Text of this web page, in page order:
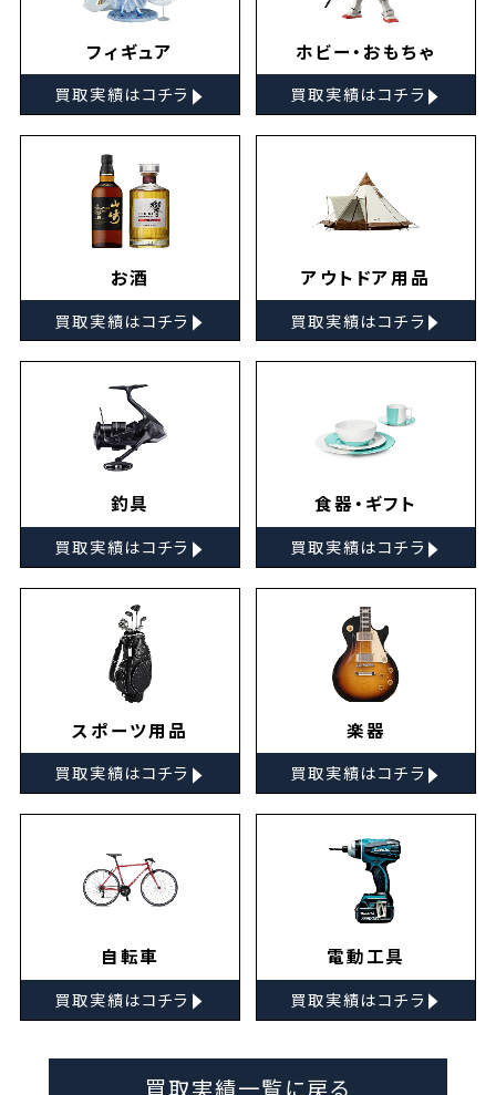
フィギュア
買取実績はコチラ ▸
ホビー・おもちゃ
買取実績はコチラ ▸
お酒
買取実績はコチラ ▸
アウトドア用品
買取実績はコチラ ▸
釣具
買取実績はコチラ ▸
食器・ギフト
買取実績はコチラ ▸
スポーツ用品
買取実績はコチラ ▸
楽器
買取実績はコチラ ▸
自転車
買取実績はコチラ ▸
電動工具
買取実績はコチラ ▸
買取実績一覧に戻る